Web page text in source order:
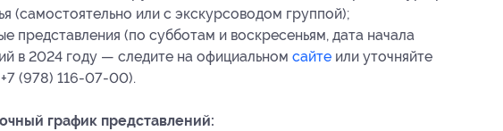
(самостоятельно или с экскурсоводом группой);
представления (по субботам и воскресеньям, дата начала
в 2024 году — следите на официальном сайте или уточняйте
(978) 116-07-00).
график представлений: